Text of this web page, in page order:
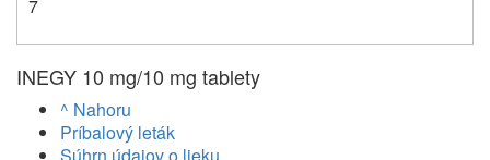
7
INEGY 10 mg/10 mg tablety
^ Nahoru
Príbalový leták
Súhrn údajov o lieku